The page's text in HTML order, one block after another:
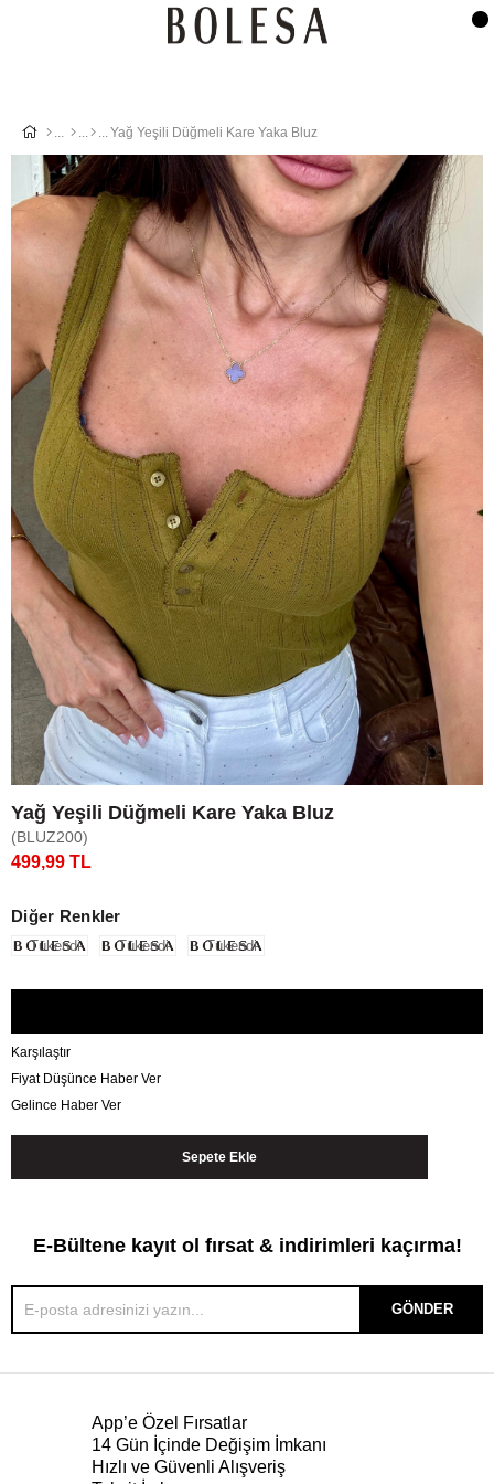
Yağ Yeşili Düğmeli Kare Yaka Bluz
Yağ Yeşili Düğmeli Kare Yaka Bluz
(BLUZ200)
499,99 TL
Diğer Renkler
Tükendi Tükendi Tükendi
Karşılaştır
Fiyat Düşünce Haber Ver
Gelince Haber Ver
E-Bültene kayıt ol fırsat & indirimleri kaçırma!
GÖNDER
App’e Özel Fırsatlar
14 Gün İçinde Değişim İmkanı
Hızlı ve Güvenli Alışveriş